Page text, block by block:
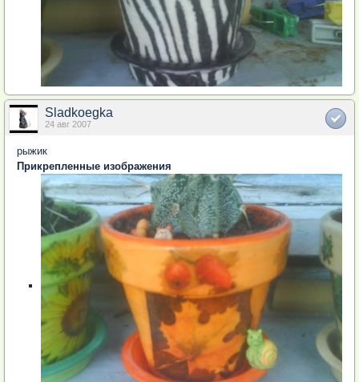
Sladkoegka
24 авг 2007
рыжик
Прикрепленные изображения